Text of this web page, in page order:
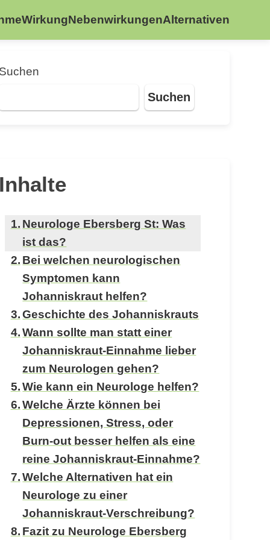
WirkungNebenwirkungenAlternativen
Suchen
Neurologe Ebersberg St: Was
ist das?
Bei welchen neurologischen
Symptomen kann
Johanniskraut helfen?
Geschichte des Johanniskrauts
Wann sollte man statt einer
Johanniskraut-Einnahme lieber
zum Neurologen gehen?
Wie kann ein Neurologe helfen?
Welche Ärzte können bei
Depressionen, Stress, oder
Burn-out besser helfen als eine
reine Johanniskraut-Einnahme?
Welche Alternativen hat ein
Neurologe zu einer
Johanniskraut-Verschreibung?
Fazit zu Neurologe Ebersberg